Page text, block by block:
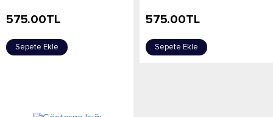
575.00TL
Sepete Ekle
575.00TL
Sepete Ekle